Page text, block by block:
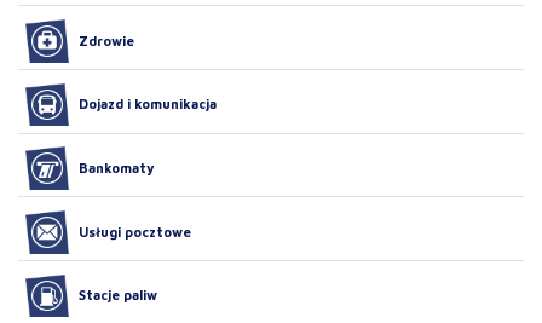
Zdrowie
Dojazd i komunikacja
Bankomaty
Usługi pocztowe
Stacje paliw